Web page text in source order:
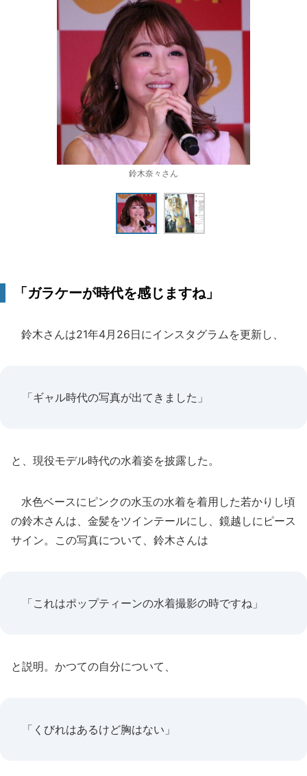
鈴木奈々さん
「ガラケーが時代を感じますね」
鈴木さんは21年4月26日にインスタグラムを更新し、
「ギャル時代の写真が出てきました」
と、現役モデル時代の水着姿を披露した。
水色ベースにピンクの水玉の水着を着用した若かりし頃
の鈴木さんは、金髪をツインテールにし、鏡越しにピース
サイン。この写真について、鈴木さんは
「これはポップティーンの水着撮影の時ですね」
と説明。かつての自分について、
「くびれはあるけど胸はない」